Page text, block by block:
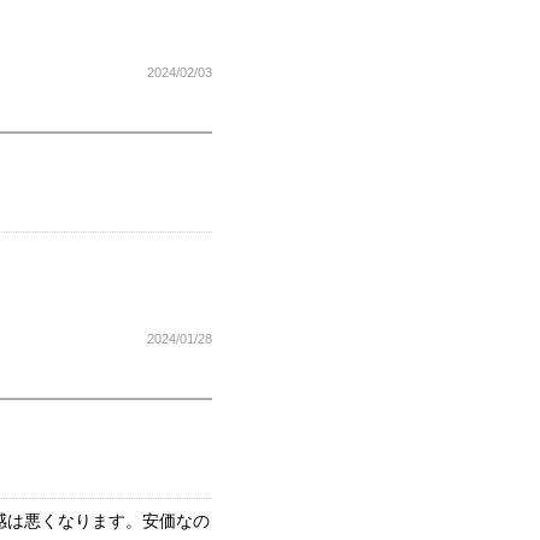
2024/02/03
2024/01/28
悪くなります。安価なの